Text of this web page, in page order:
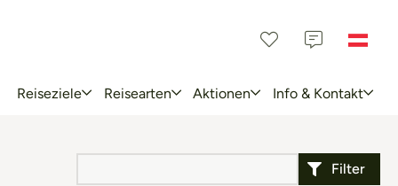
Reiseziele Reisearten Aktionen Info & Kontakt
Filter